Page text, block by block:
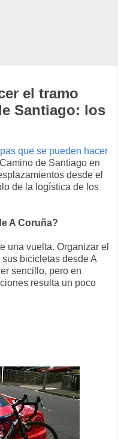
el tramo
Santiago: los
que se pueden hacer
de Santiago en
desde el
de la logística de los
A Coruña?
una vuelta. Organizar el
bicicletas desde A
sencillo, pero en
resulta un poco